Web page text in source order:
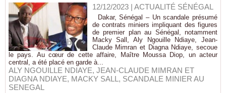
12/12/2023| ACTUALITÉ SÉNÉGAL
Dakar, Sénégal – Un scandale présumé
de contrats miniers impliquant des figures
de premier plan au Sénégal, notamment
Macky Sall, Aly Ngouille Ndiaye, Jean-
Claude Mimran et Diagna Ndiaye, secoue
le pays. Au cœur de cette affaire, Maître Moussa Diop, un acteur
central, a été placé en garde à...
ALY NGOUILLE NDIAYE, JEAN-CLAUDE MIMRAN ET
DIAGNA NDIAYE, MACKY SALL , SCANDALE MINIER AU
SENEGAL